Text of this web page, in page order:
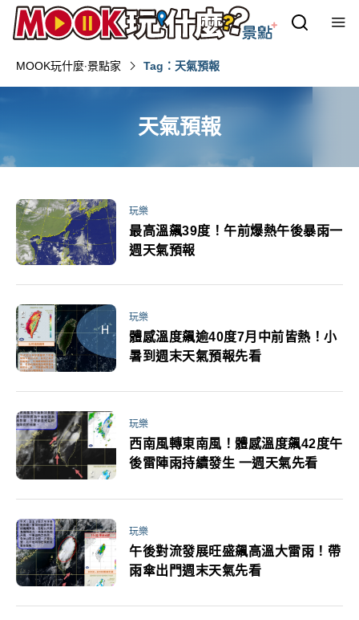
MOOK玩什麼‧景點家 Tag：天氣預報
天氣預報
玩樂
最高溫飆39度！午前爆熱午後暴雨一
週天氣預報
玩樂
體感溫度飆逾40度7月中前皆熱！小
暑到週末天氣預報先看
玩樂
西南風轉東南風！體感溫度飆42度午
後雷陣雨持續發生 一週天氣先看
玩樂
午後對流發展旺盛飆高溫大雷雨！帶
雨傘出門週末天氣先看